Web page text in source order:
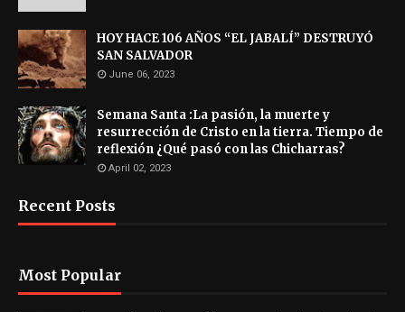
HOY HACE 106 AÑOS “EL JABALÍ” DESTRUYÓ
SAN SALVADOR
June 06, 2023
Semana Santa :La pasión, la muerte y
resurrección de Cristo en la tierra. Tiempo de
reflexión ¿Qué pasó con las Chicharras?
April 02, 2023
Recent Posts
Most Popular